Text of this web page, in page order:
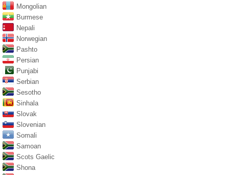
Mongolian
Burmese
Nepali
Norwegian
Pashto
Persian
Punjabi
Serbian
Sesotho
Sinhala
Slovak
Slovenian
Somali
Samoan
Scots Gaelic
Shona